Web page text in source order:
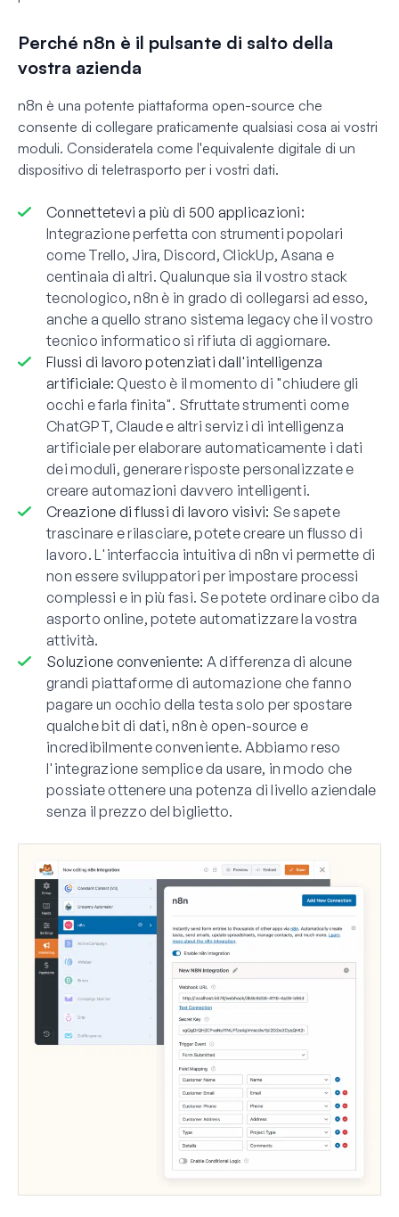
Perché n8n è il pulsante di salto della
vostra azienda
n8n è una potente piattaforma open-source che
consente di collegare praticamente qualsiasi cosa ai vostri
moduli. Consideratela come l'equivalente digitale di un
dispositivo di teletrasporto per i vostri dati.
Connettetevi a più di 500 applicazioni:
Integrazione perfetta con strumenti popolari
come Trello, Jira, Discord, ClickUp, Asana e
centinaia di altri. Qualunque sia il vostro stack
tecnologico, n8n è in grado di collegarsi ad esso,
anche a quello strano sistema legacy che il vostro
tecnico informatico si rifiuta di aggiornare.
Flussi di lavoro potenziati dall'intelligenza
artificiale: Questo è il momento di "chiudere gli
occhi e farla finita". Sfruttate strumenti come
ChatGPT, Claude e altri servizi di intelligenza
artificiale per elaborare automaticamente i dati
dei moduli, generare risposte personalizzate e
creare automazioni davvero intelligenti.
Creazione di flussi di lavoro visivi: Se sapete
trascinare e rilasciare, potete creare un flusso di
lavoro. L'interfaccia intuitiva di n8n vi permette di
non essere sviluppatori per impostare processi
complessi e in più fasi. Se potete ordinare cibo da
asporto online, potete automatizzare la vostra
attività.
Soluzione conveniente: A differenza di alcune
grandi piattaforme di automazione che fanno
pagare un occhio della testa solo per spostare
qualche bit di dati, n8n è open-source e
incredibilmente conveniente. Abbiamo reso
l'integrazione semplice da usare, in modo che
possiate ottenere una potenza di livello aziendale
senza il prezzo del biglietto.